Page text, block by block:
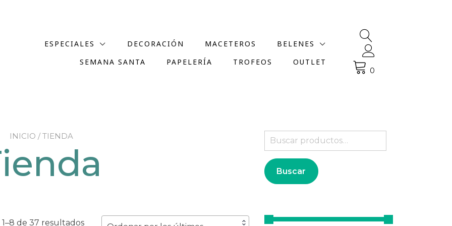
ESPECIALES DECORACIÓN MACETEROS
BELENES
SEMANA SANTA
PAPELERÍA TROFEOS OUTLET
0
INICIO / TIENDA
de 37 resultadosOrdenado
Buscar
por:
Buscar